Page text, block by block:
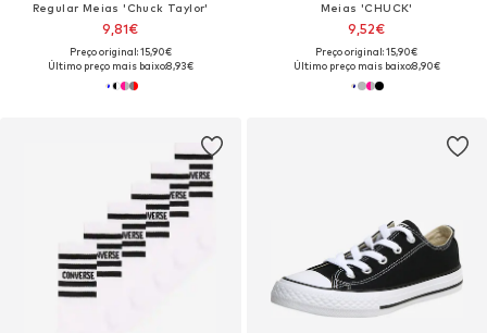
Regular Meias 'Chuck Taylor'
9,81€
Preço original: 15,90€
Último preço mais baixo:8,93€
Meias 'CHUCK'
9,52€
Preço original: 15,90€
Último preço mais baixo:8,90€